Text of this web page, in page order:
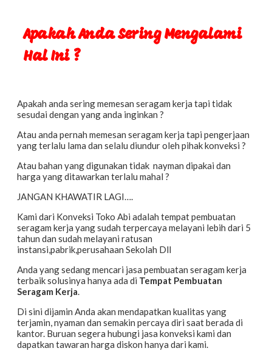
Apakah Anda Sering Mengalami
Hal Ini ?
Apakah anda sering memesan seragam kerja tapi tidak
sesudai dengan yang anda inginkan ?
Atau anda pernah memesan seragam kerja tapi pengerjaan
yang terlalu lama dan selalu diundur oleh pihak konveksi ?
Atau bahan yang digunakan tidak nayman dipakai dan
harga yang ditawarkan terlalu mahal ?
JANGAN KHAWATIR LAGI….
Kami dari Konveksi Toko Abi adalah tempat pembuatan
seragam kerja yang sudah terpercaya melayani lebih dari 5
tahun dan sudah melayani ratusan
instansi,pabrik,perusahaan Sekolah Dll
Anda yang sedang mencari jasa pembuatan seragam kerja
terbaik solusinya hanya ada di Tempat Pembuatan
Seragam Kerja.
Di sini dijamin Anda akan mendapatkan kualitas yang
terjamin, nyaman dan semakin percaya diri saat berada di
kantor. Buruan segera hubungi jasa konveksi kami dan
dapatkan tawaran harga diskon hanya dari kami.